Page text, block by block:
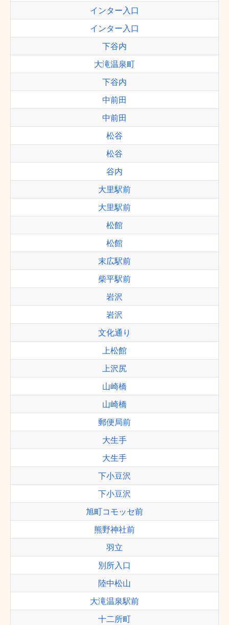
インター入口
インター入口
下谷内
大滝温泉町
下谷内
中前田
中前田
松谷
松谷
谷内
大里駅前
大里駅前
松館
松館
末広駅前
柴平駅前
岩沢
岩沢
文化通り
上松館
上沢尻
山崎橋
山崎橋
郵便局前
大生手
大生手
下小豆沢
下小豆沢
旭町コモッセ前
熊野神社前
羽立
別所入口
陸中松山
大滝温泉駅前
十二所町